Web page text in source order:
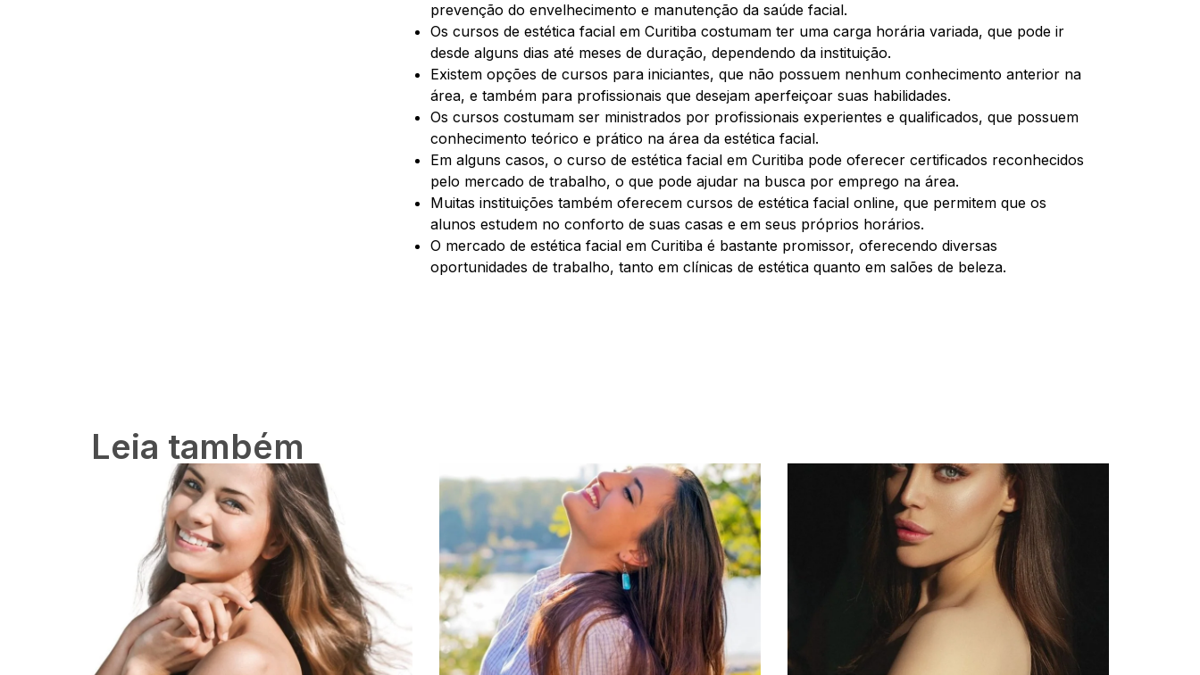
prevenção do envelhecimento e manutenção da saúde facial.
Os cursos de estética facial em Curitiba costumam ter uma carga horária variada, que pode ir
desde alguns dias até meses de duração, dependendo da instituição.
Existem opções de cursos para iniciantes, que não possuem nenhum conhecimento anterior na
área, e também para profissionais que desejam aperfeiçoar suas habilidades.
Os cursos costumam ser ministrados por profissionais experientes e qualificados, que possuem
conhecimento teórico e prático na área da estética facial.
Em alguns casos, o curso de estética facial em Curitiba pode oferecer certificados reconhecidos
pelo mercado de trabalho, o que pode ajudar na busca por emprego na área.
Muitas instituições também oferecem cursos de estética facial online, que permitem que os
alunos estudem no conforto de suas casas e em seus próprios horários.
O mercado de estética facial em Curitiba é bastante promissor, oferecendo diversas
oportunidades de trabalho, tanto em clínicas de estética quanto em salões de beleza.
Leia também